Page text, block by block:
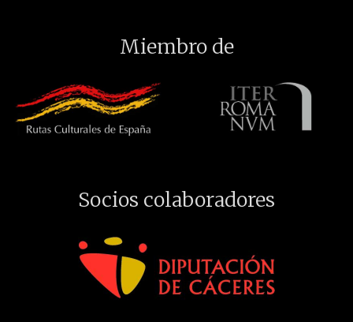
Miembro de
Socios colaboradores